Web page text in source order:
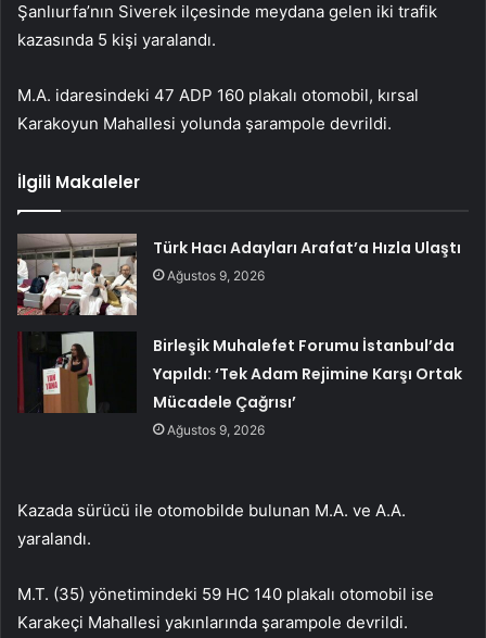
Şanlıurfa’nın Siverek ilçesinde meydana gelen iki trafik
kazasında 5 kişi yaralandı.
M.A. idaresindeki 47 ADP 160 plakalı otomobil, kırsal
Karakoyun Mahallesi yolunda şarampole devrildi.
İlgili Makaleler
Türk Hacı Adayları Arafat’a Hızla Ulaştı
Ağustos 9, 2026
Birleşik Muhalefet Forumu İstanbul’da
Yapıldı: ‘Tek Adam Rejimine Karşı Ortak
Mücadele Çağrısı’
Ağustos 9, 2026
Kazada sürücü ile otomobilde bulunan M.A. ve A.A.
yaralandı.
M.T. (35) yönetimindeki 59 HC 140 plakalı otomobil ise
Karakeçi Mahallesi yakınlarında şarampole devrildi.